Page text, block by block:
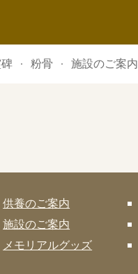
粉骨 施設のご案内
供養のご案内
施設のご案内
メモリアルグッズ